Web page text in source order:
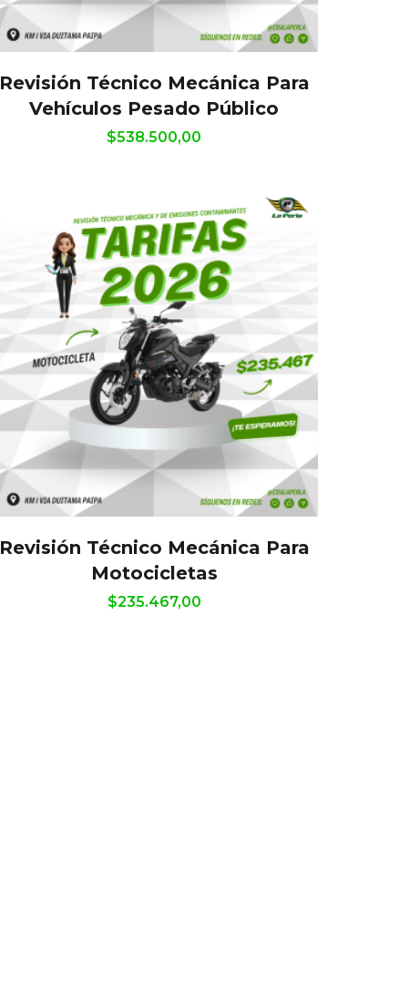
Revisión Técnico Mecánica Para
Vehículos Pesado Público
$538.500,00
Revisión Técnico Mecánica Para
Motocicletas
$235.467,00